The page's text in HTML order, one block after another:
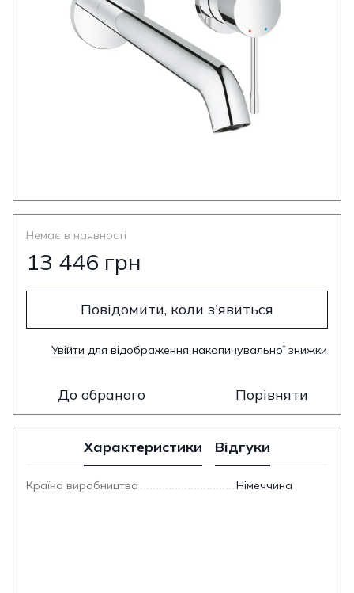
Немає в наявності
13 446 грн
Повідомити, коли з'явиться
Увійти для відображення накопичувальної знижки
До обраного Порівняти
Характеристики Відгуки
Країна виробництва Німеччина